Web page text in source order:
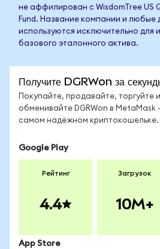
не аффилирован с WisdomTree US
Fund. Название компании и любые
используются исключительно для
базового эталонного актива.
Получите DGRWon за
Покупайте, продавайте, торгуйте и
обменивайте DGRWon в MetaMask
самом надёжном криптокошельке.
Google Play
Рейтинг
4.4
Загрузок
10M+
App Store